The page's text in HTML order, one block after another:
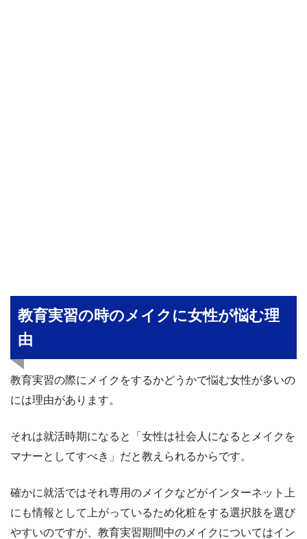
教育実習の時のメイクに女性が悩む理
由
教育実習の際にメイクをするかどうかで悩む女性が多いの
には理由があります。
それは就活時期になると「女性は社会人になるとメイクを
マナーとしてすべき」だと教えられるからです。
確かに就活ではそれ専用のメイクなどがインターネット上
にも情報として上がっているため化粧をする選択肢を選び
やすいのですが、教育実習期間中のメイクについてはイン